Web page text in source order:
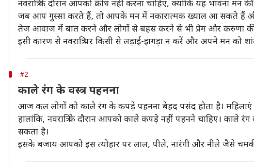
नवरात्रि के दौरान आपको क्रोध नहीं करना चाहिए, क्योंकि यह भावना मन
जब आप गुस्सा करते हैं, तो आपके मन में नकारात्मक ख्याल आ सकते हैं
तेज आवाज में बात करने और लोगों से बहस करने से भी प्रेम और करुणा की
इसी कारण से नवरात्रि पर किसी से लड़ाई-झगड़ा न करें और अपने मन को
#2
काले रंग के वस्त्र पहनना
आज कल लोगों को काले रंग के कपड़े पहनना बेहद पसंद होता है। महिलाएं
हालांकि, नवरात्रि के दौरान आपको काले कपड़े नहीं पहनने चाहिए। काले
सकता है।
इसके बजाय आपको इस त्योहार पर लाल, पीले, नारंगी और नीले जैसे